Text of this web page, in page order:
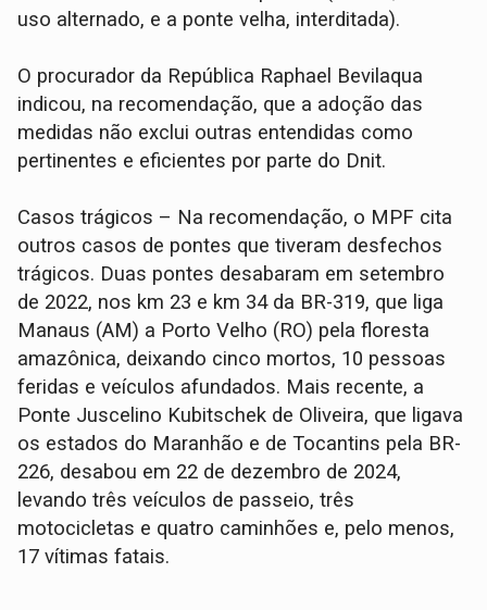
uso alternado, e a ponte velha, interditada).
O procurador da República Raphael Bevilaqua
indicou, na recomendação, que a adoção das
medidas não exclui outras entendidas como
pertinentes e eficientes por parte do Dnit.
Casos trágicos – Na recomendação, o MPF cita
outros casos de pontes que tiveram desfechos
trágicos. Duas pontes desabaram em setembro
de 2022, nos km 23 e km 34 da BR-319, que liga
Manaus (AM) a Porto Velho (RO) pela floresta
amazônica, deixando cinco mortos, 10 pessoas
feridas e veículos afundados. Mais recente, a
Ponte Juscelino Kubitschek de Oliveira, que ligava
os estados do Maranhão e de Tocantins pela BR-
226, desabou em 22 de dezembro de 2024,
levando três veículos de passeio, três
motocicletas e quatro caminhões e, pelo menos,
17 vítimas fatais.